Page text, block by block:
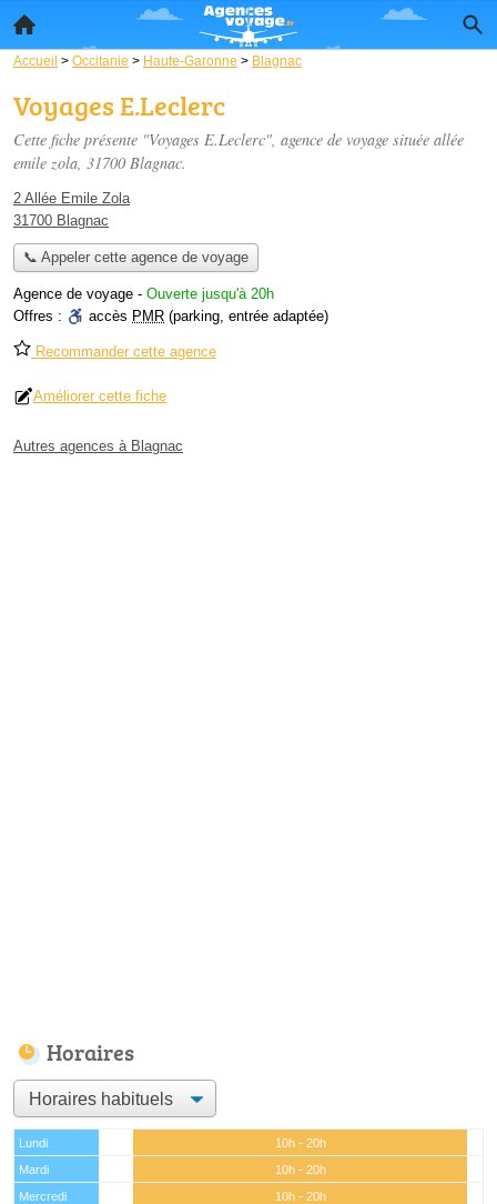
Accueil > Occitanie > Haute-Garonne > Blagnac
Voyages E.Leclerc
Cette fiche présente "Voyages E.Leclerc", agence de voyage située allée
emile zola, 31700 Blagnac.
2 Allée Emile Zola
31700 Blagnac
📞 Appeler cette agence de voyage
Agence de voyage - Ouverte jusqu'à 20h
Offres :
accès PMR (parking, entrée adaptée)
Recommander cette agence
Améliorer cette fiche
Autres agences à Blagnac
Horaires
Lundi
10h - 20h
Mardi
10h - 20h
Mercredi
10h - 20h